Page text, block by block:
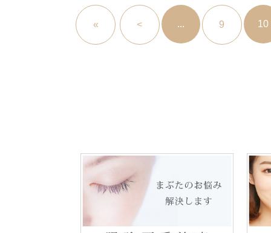
« < ... 9 10